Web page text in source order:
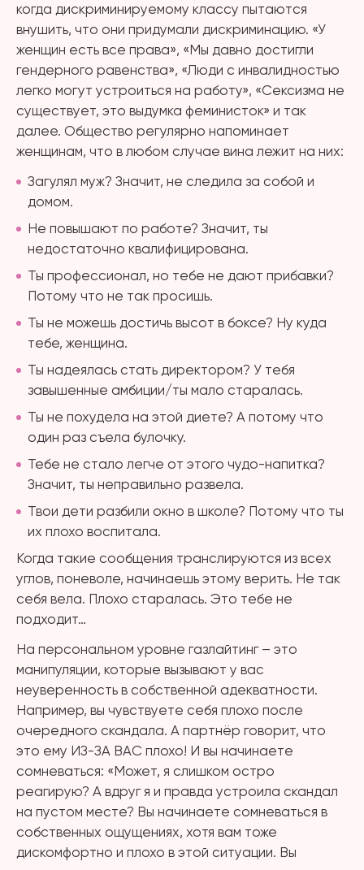
когда дискриминируемому классу пытаются
внушить, что они придумали дискриминацию. «У
женщин есть все права», «Мы давно достигли
гендерного равенства», «Люди с инвалидностью
легко могут устроиться на работу», «Сексизма не
существует, это выдумка феминисток» и так
далее. Общество регулярно напоминает
женщинам, что в любом случае вина лежит на них:
Загулял муж? Значит, не следила за собой и
домом.
Не повышают по работе? Значит, ты
недостаточно квалифицирована.
Ты профессионал, но тебе не дают прибавки?
Потому что не так просишь.
Ты не можешь достичь высот в боксе? Ну куда
тебе, женщина.
Ты надеялась стать директором? У тебя
завышенные амбиции/ты мало старалась.
Ты не похудела на этой диете? А потому что
один раз съела булочку.
Тебе не стало легче от этого чудо-напитка?
Значит, ты неправильно развела.
Твои дети разбили окно в школе? Потому что ты
их плохо воспитала.
Когда такие сообщения транслируются из всех
углов, поневоле, начинаешь этому верить. Не так
себя вела. Плохо старалась. Это тебе не
подходит…
На персональном уровне газлайтинг – это
манипуляции, которые вызывают у вас
неуверенность в собственной адекватности.
Например, вы чувствуете себя плохо после
очередного скандала. А партнёр говорит, что
это ему ИЗ-ЗА ВАС плохо! И вы начинаете
сомневаться: «Может, я слишком остро
реагирую? А вдруг я и правда устроила скандал
на пустом месте? Вы начинаете сомневаться в
собственных ощущениях, хотя вам тоже
дискомфортно и плохо в этой ситуации. Вы